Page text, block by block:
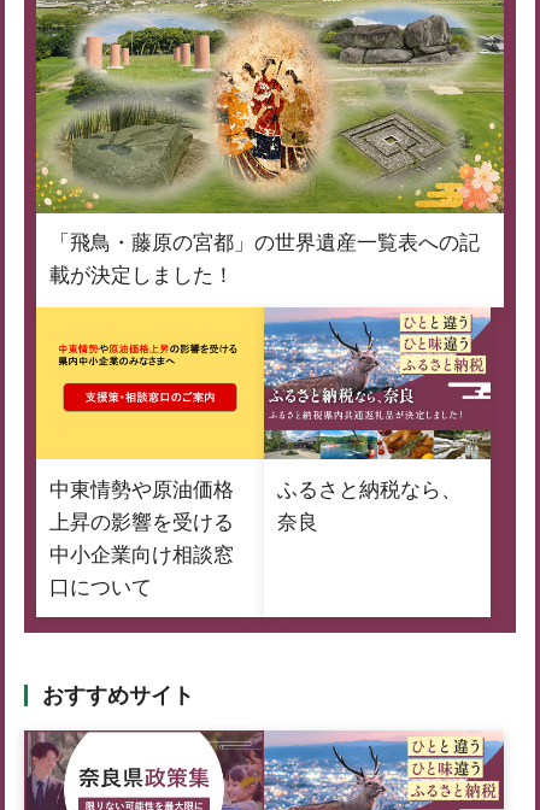
「飛鳥・藤原の宮都」の世界遺産一覧表への記
載が決定しました！
中東情勢や原油価格
上昇の影響を受ける
中小企業向け相談窓
口について
ふるさと納税なら、
奈良
おすすめサイト